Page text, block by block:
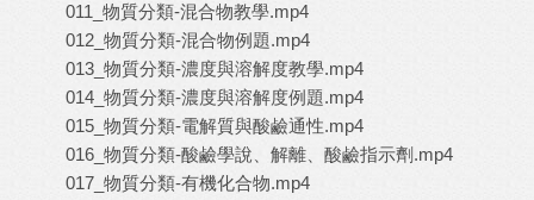
011_物質分類-混合物教學.mp4
012_物質分類-混合物例題.mp4
013_物質分類-濃度與溶解度教學.mp4
014_物質分類-濃度與溶解度例題.mp4
015_物質分類-電解質與酸鹼通性.mp4
016_物質分類-酸鹼學說、解離、酸鹼指示劑.mp4
017_物質分類-有機化合物.mp4